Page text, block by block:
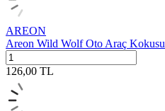
AREON
Areon Wild Wolf Oto Araç Kokusu
126,00 TL